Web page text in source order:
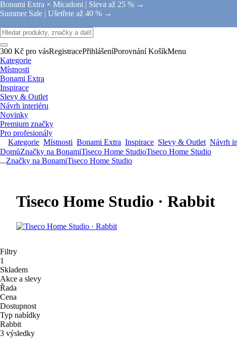
Bonami Extra × Micadoni | Sleva až 25 % →
Summer Sale | Ušetřete až 40 % →
300 Kč pro vásRegistracePřihlášeníPorovnání KošíkMenu
Kategorie
Místnosti
Bonami Extra
Inspirace
Slevy & Outlet
Návrh interiéru
Novinky
Premium značky
Pro profesionály
Kategorie Místnosti Bonami Extra Inspirace Slevy & Outlet Návrh
DomůZnačky na BonamiTiseco Home StudioTiseco Home Studio
...Značky na BonamiTiseco Home Studio
Tiseco Home Studio · Rabbit
Filtry
1
Skladem
Akce a slevy
Řada
Cena
Dostupnost
Typ nabídky
Rabbit
3 výsledky